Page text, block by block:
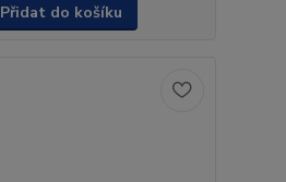
Přidat do košíku